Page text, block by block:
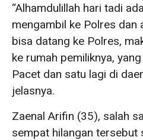
“Alhamdulillah hari tadi
mengambil ke Polres dan
bisa datang ke Polres,
ke rumah pemiliknya,
Pacet dan satu lagi di
jelasnya.
Zaenal Arifin (35), salah
sempat hilangan tersebut